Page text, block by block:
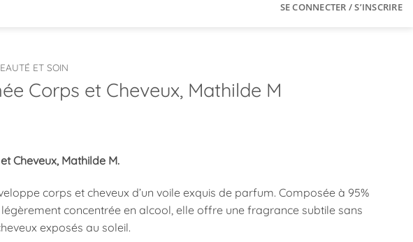
SE CONNECTER / S’INSCRIRE
ET SOIN
Corps et Cheveux, Mathilde M
Cheveux, Mathilde M.
corps et cheveux d’un voile exquis de parfum. Composée à 95%
concentrée en alcool, elle offre une fragrance subtile sans
exposés au soleil.